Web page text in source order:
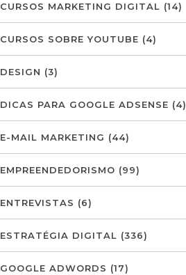
CURSOS MARKETING DIGITAL (14)
CURSOS SOBRE YOUTUBE (4)
DESIGN (3)
DICAS PARA GOOGLE ADSENSE (4)
E-MAIL MARKETING (44)
EMPREENDEDORISMO (99)
ENTREVISTAS (6)
ESTRATÉGIA DIGITAL (336)
GOOGLE ADWORDS (17)